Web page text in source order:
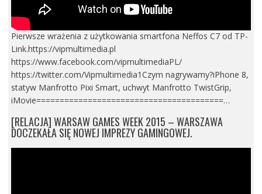
Pierwsze wrażenia z użytkowania smartfona Neffos C7 od TP-
Link.https://vipmultimedia.pl
https://www.facebook.com/vipmultimediaPL/
https://twitter.com/Vipmultimedia1Czym nagrywamy?iPhone 8,
statyw Manfrotto Pixi Smart, uchwyt Manfrotto TwistGrip,
iMovie========================================…
[RELACJA] WARSAW GAMES WEEK 2015 – WARSZAWA
DOCZEKAŁA SIĘ NOWEJ IMPREZY GAMINGOWEJ.